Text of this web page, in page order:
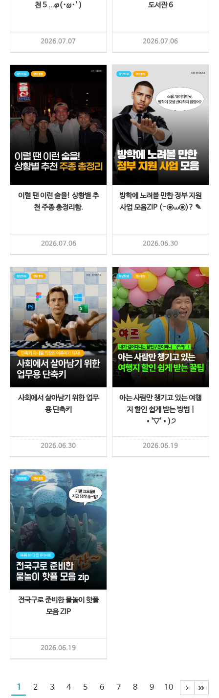
천 5 ...φ(･ω･` )
2026.07.07
도서관 6
2026.07.06
이럴 땐 이런 술을! 상황별 추
천 주종 총정리함.
2026.07.06
방학에 노려볼 만한 정부 지원
사업 모음ZIP (-⊙⩊⊙)? ✎
2026.06.30
사회에서 살아남기 위한 업무
용 단축키
2026.06.30
아는 사람만 챙기고 있는 여행
지 할인 쉽게 받는 방법 |
•'▽'•)੭
2026.06.19
전국구로 준비한 물놀이 핫플
모음 ZIP
2026.06.19
1 2 3 4 5 6 7 8 9 10